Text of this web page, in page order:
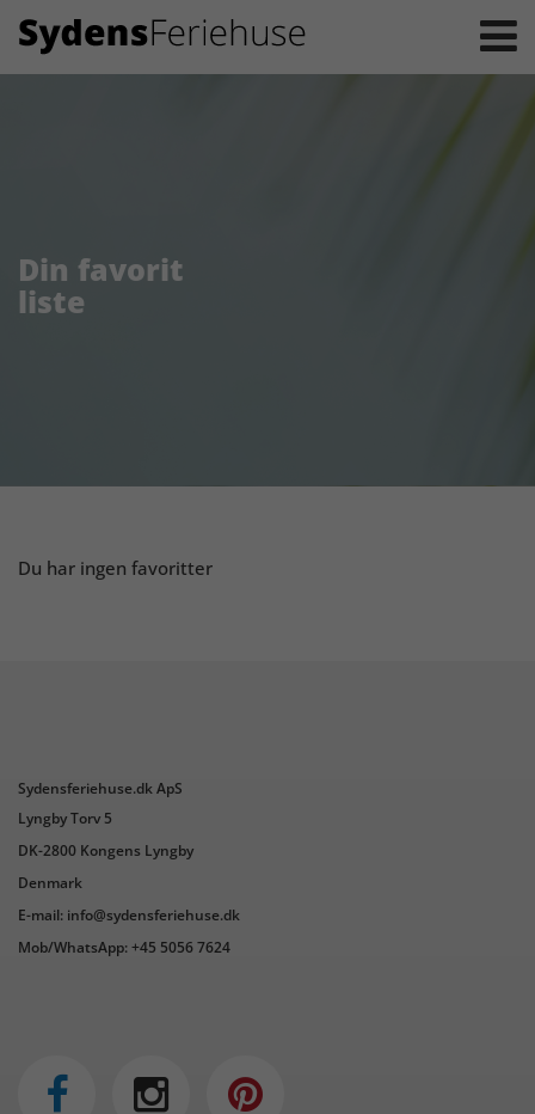
Din favorit
liste
Du har ingen favoritter
Sydensferiehuse.dk ApS
Lyngby Torv 5
DK-2800 Kongens Lyngby
Denmark
E-mail: info@sydensferiehuse.dk
Mob/WhatsApp: +45 5056 7624